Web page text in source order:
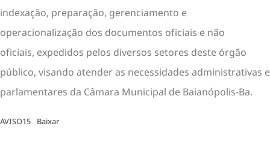
indexação, preparação, gerenciamento e
operacionalização dos documentos oficiais e não
oficiais, expedidos pelos diversos setores deste órgão
público, visando atender as necessidades administrativas e
parlamentares da Câmara Municipal de Baianópolis-Ba.
AVISO15 Baixar